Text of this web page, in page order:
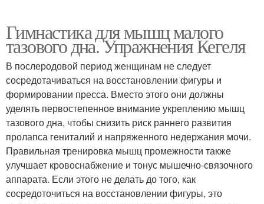
Гимнастика для мышц малого
тазового дна. Упражнения Кегеля
В послеродовой период женщинам не следует
сосредотачиваться на восстановлении фигуры и
формировании пресса. Вместо этого они должны
уделять первостепенное внимание укреплению мышц
тазового дна, чтобы снизить риск раннего развития
пролапса гениталий и напряженного недержания мочи.
Правильная тренировка мышц промежности также
улучшает кровоснабжение и тонус мышечно-связочного
аппарата. Если этого не делать до того, как
сосредоточиться на восстановлении фигуры, это